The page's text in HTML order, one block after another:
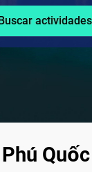
Buscar actividades
Quốc